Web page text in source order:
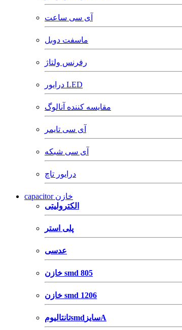
آی سی ساعت
ماسفت دوبل
رفرنس ولتاژ
درایور LED
مقایسه کننده آنالوگ
آی سی تایمر
آی سی شبکه
درایور تاچ
capacitor خازن
الکترولیتی
پلی استر
عدسی
خازن smd 805
خازن smd 1206
تانتالیومsmdسایزA